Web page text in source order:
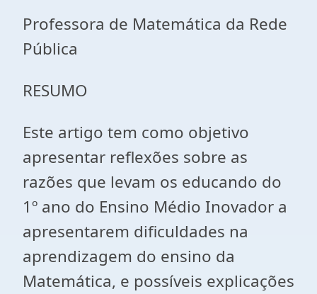
Professora de Matemática da Rede
Pública
RESUMO
Este artigo tem como objetivo
apresentar reflexões sobre as
razões que levam os educando do
1º ano do Ensino Médio Inovador a
apresentarem dificuldades na
aprendizagem do ensino da
Matemática, e possíveis explicações